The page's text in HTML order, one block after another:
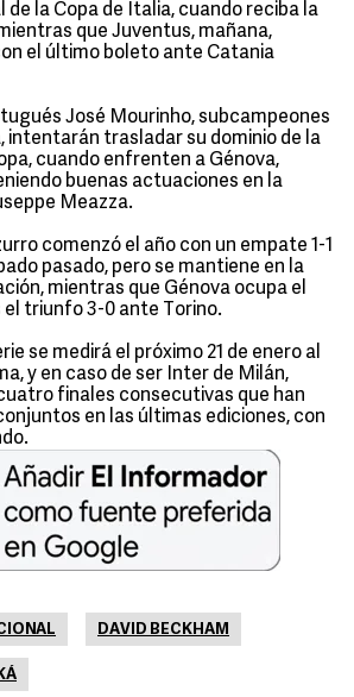
de la Copa de Italia, cuando reciba la
que Juventus, mañana,
el último boleto ante Catania
José Mourinho, subcampeones
intentarán trasladar su dominio de la
cuando enfrenten a Génova,
buenas actuaciones en la
Meazza.
comenzó el año con un empate 1-1
pasado, pero se mantiene en la
mientras que Génova ocupa el
triunfo 3-0 ante Torino.
se medirá el próximo 21 de enero al
y en caso de ser Inter de Milán,
finales consecutivas que han
en las últimas ediciones, con
DAVID BECKHAM